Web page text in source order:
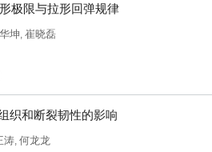
极限与拉形回弹规律
华坤, 崔晓磊
织和断裂韧性的影响
涛, 何龙龙